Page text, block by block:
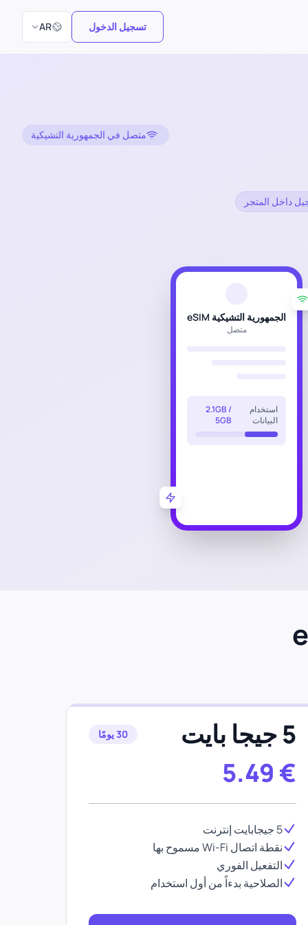
تسجيل الدخول AR
اختر اللغة
متصل في الجمهورية التشيكية
داخل المتجر
الجمهورية التشيكية eSIM
متصل
استخدام
البيانات
2.1GB /
5GB
5 جيجا بايت 30 يومًا
5.49 €
5 جيجابايت إنترنت
نقطة اتصال Wi-Fi مسموح بها
التفعيل الفوري
الصلاحية بدءاً من أول استخدام